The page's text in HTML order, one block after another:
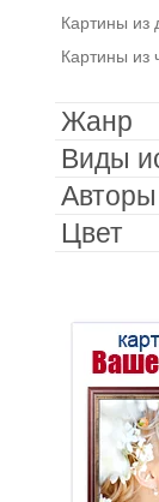
Картины из
Картины из
Жанр
Виды
Авторы
Цвет